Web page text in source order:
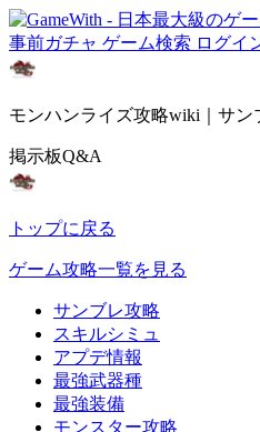
事前ガチャ ゲーム検索 ログイ
モンハンライズ攻略wiki｜サン
掲示板Q&A
トップに戻る
ゲーム攻略一覧を見る
サンブレ攻略
スキルシミュ
アプデ情報
最強武器種
最強装備
モンスター攻略